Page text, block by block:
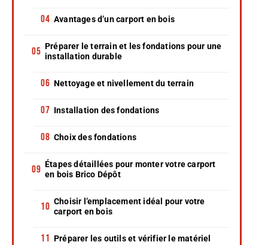
Avantages d’un carport en bois
Préparer le terrain et les fondations pour une
installation durable
Nettoyage et nivellement du terrain
Installation des fondations
Choix des fondations
Étapes détaillées pour monter votre carport
en bois Brico Dépôt
Choisir l’emplacement idéal pour votre
carport en bois
Préparer les outils et vérifier le matériel